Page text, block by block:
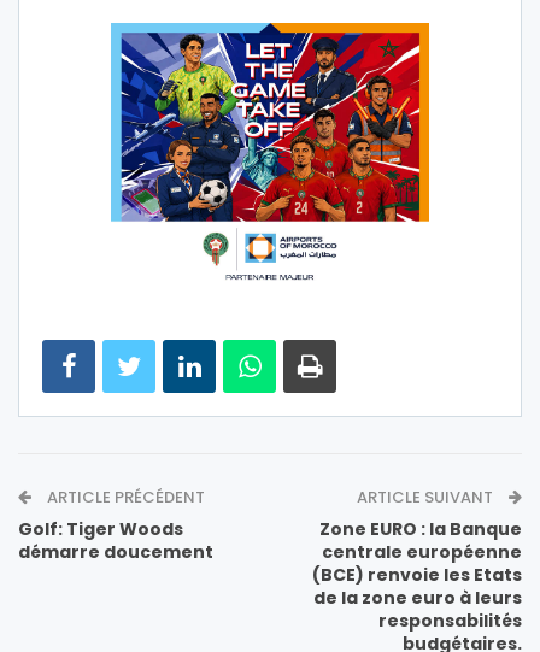
ARTICLE PRÉCÉDENT
Golf: Tiger Woods
démarre doucement
ARTICLE SUIVANT
Zone EURO : la Banque
centrale européenne
(BCE) renvoie les Etats
de la zone euro à leurs
responsabilités
budgétaires.